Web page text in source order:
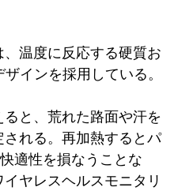
温度に反応する硬質お
インを採用している。
と、荒れた路面や汗を
れる。再加熱するとパ
適性を損なうことな
ヤレスヘルスモニタリ